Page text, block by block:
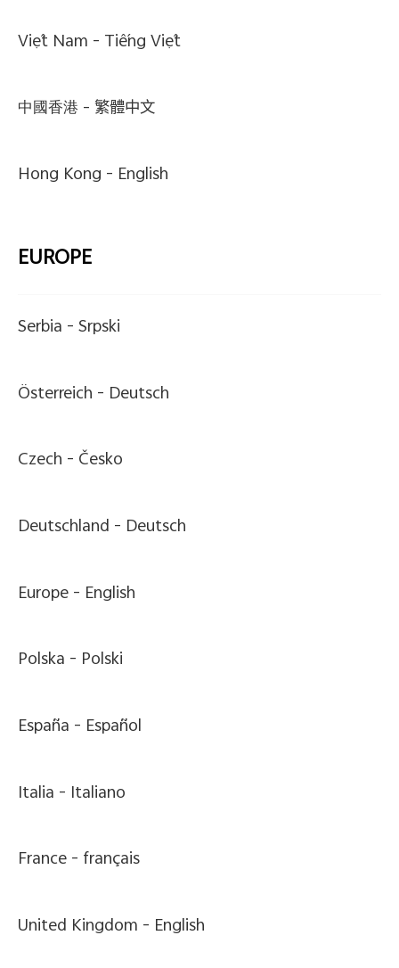
Việt Nam - Tiếng Việt
中國香港 -繁體中文
Hong Kong - English
EUROPE
Serbia -Srpski
Österreich - Deutsch
Czech - Česko
Deutschland - Deutsch
Europe - English
Polska - Polski
España - Español
Italia - Italiano
France - français
United Kingdom - English